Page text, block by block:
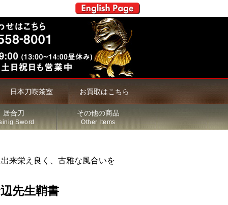
日本刀喫茶室 お買取はこちら
居合刀
Sword
その他の商品
Other Items
来栄え良く、古雅な風合いを
先生鞘書